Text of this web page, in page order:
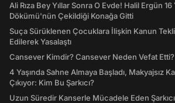
Ali Rıza Bey Yıllar Sonra O Evde! Halil Ergün 16
Dökümü'nün Çekildiği Konağa Gitti
Suça Sürüklenen Çocuklara İlişkin Kanun
Edilerek Yasalaştı
Cansever Kimdir? Cansever Neden Vefat Etti?
4 Yaşında Sahne Almaya Başladı, Makyajsız
Çıkıyor: Kim Bu Şarkıcı?
Uzun Süredir Kanserle Mücadele Eden